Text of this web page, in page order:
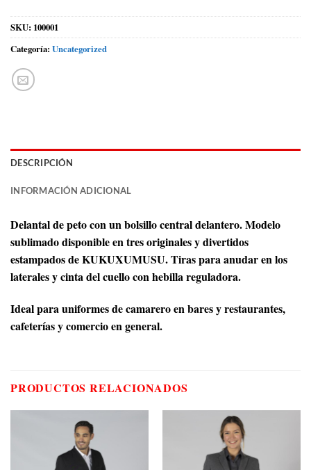
SKU: 100001
Categoría: Uncategorized
DESCRIPCIÓN
INFORMACIÓN ADICIONAL
Delantal de peto con un bolsillo central delantero. Modelo
sublimado disponible en tres originales y divertidos
estampados de KUKUXUMUSU. Tiras para anudar en los
laterales y cinta del cuello con hebilla reguladora.
Ideal para uniformes de camarero en bares y restaurantes,
cafeterías y comercio en general.
PRODUCTOS RELACIONADOS